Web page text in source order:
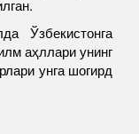
Ўзбекистонга
аҳллари унинг
унга шогирд